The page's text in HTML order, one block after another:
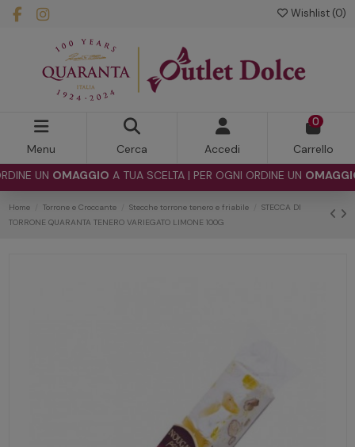
Wishlist (0)
Menu Cerca Accedi
0
Carrello
UN OMAGGIOA TUA SCELTA | PER OGNI ORDINE UN OMAGGIOA
Home Torrone e Croccante Stecche torrone tenero e friabile
STECCA DI
TORRONE QUARANTA TENERO VARIEGATO LIMONE 100G